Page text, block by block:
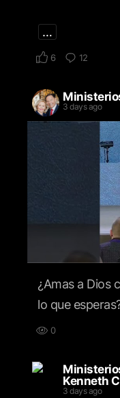
…
6 12
3 days ago
¿Amas a Dios
lo que
0
Kenneth
3 days ago